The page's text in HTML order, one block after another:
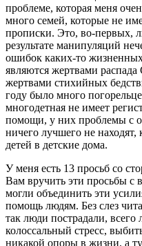
проблеме, которая меня
много семей, которые не
прописки. Это, во-первых,
результате манипуляций
ошибок каких-то
являются жертвами
жертвами стихийных
году было много
многодетная не имеет
помощи, у них проблемы с
ничего лучшего не находят,
детей в детские дома.
У меня есть 13 просьб со
Вам вручить эти просьбы
могли объединить эти
помощь людям. Без слез
так люди пострадали,
колоссальный стресс,
никакой опоры в жизни, а